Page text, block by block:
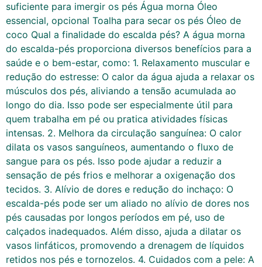
suficiente para imergir os pés Água morna Óleo
essencial, opcional Toalha para secar os pés Óleo de
coco Qual a finalidade do escalda pés? A água morna
do escalda-pés proporciona diversos benefícios para a
saúde e o bem-estar, como: 1. Relaxamento muscular e
redução do estresse: O calor da água ajuda a relaxar os
músculos dos pés, aliviando a tensão acumulada ao
longo do dia. Isso pode ser especialmente útil para
quem trabalha em pé ou pratica atividades físicas
intensas. 2. Melhora da circulação sanguínea: O calor
dilata os vasos sanguíneos, aumentando o fluxo de
sangue para os pés. Isso pode ajudar a reduzir a
sensação de pés frios e melhorar a oxigenação dos
tecidos. 3. Alívio de dores e redução do inchaço: O
escalda-pés pode ser um aliado no alívio de dores nos
pés causadas por longos períodos em pé, uso de
calçados inadequados. Além disso, ajuda a dilatar os
vasos linfáticos, promovendo a drenagem de líquidos
retidos nos pés e tornozelos. 4. Cuidados com a pele: A